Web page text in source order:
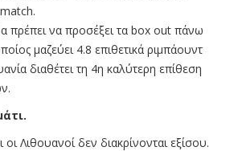
πρέπει να προσέξει τα box out πάνω
μαζεύει 4.8 επιθετικά ριμπάουντ
διαθέτει τη 4η καλύτερη επίθεση
οι Λιθουανοί δεν διακρίνονται εξίσου.